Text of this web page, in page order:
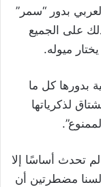
بدور “سمر”
على الجميع
ميوله.
بدورها كل ما
لذكرياتها
تحدث أساسًا إلا
لسنا مضطرتين أن